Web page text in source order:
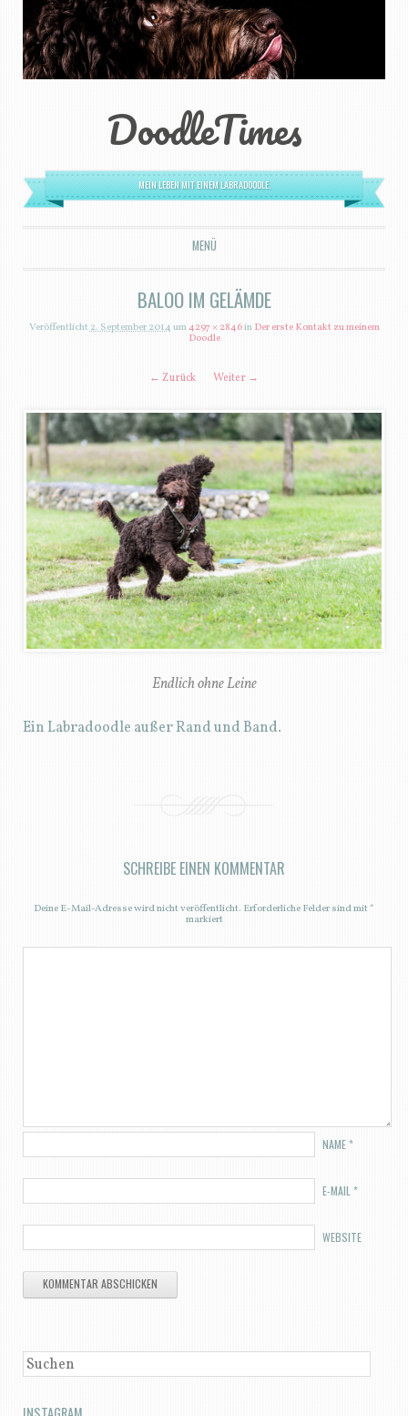
DoodleTimes
MEIN LEBEN MIT EINEM LABRADOODLE.
MENÜ
ZUM INHALT SPRINGEN
BALOO IM GELÄMDE
Veröffentlicht2. September 2014um4297 × 2846inDer erste Kontakt zu meinem
Doodle
← Zurück Weiter →
Endlich ohne Leine
Ein Labradoodle außer Rand und Band.
SCHREIBE EINEN KOMMENTAR
Deine E-Mail-Adresse wird nicht veröffentlicht. Erforderliche Felder sind mit*
markiert
NAME*
E-MAIL *
WEBSITE
SUCHEN